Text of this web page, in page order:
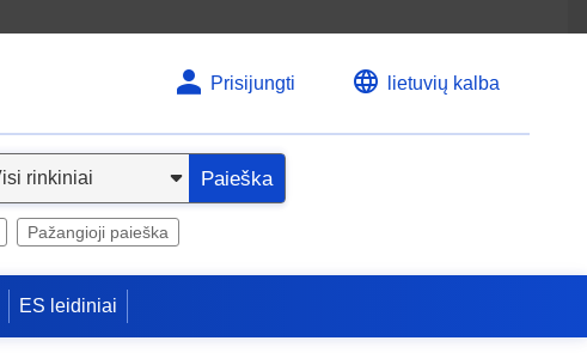
Prisijungti lietuvių kalba
Paieška
Pažangioji paieška
ES leidiniai